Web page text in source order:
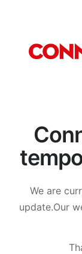
We are
update.Our